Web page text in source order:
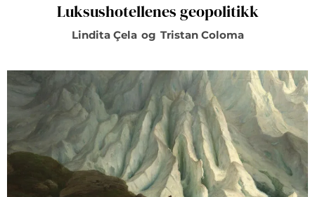
Luksushotellenes geopolitikk
Lindita Çela og Tristan Coloma